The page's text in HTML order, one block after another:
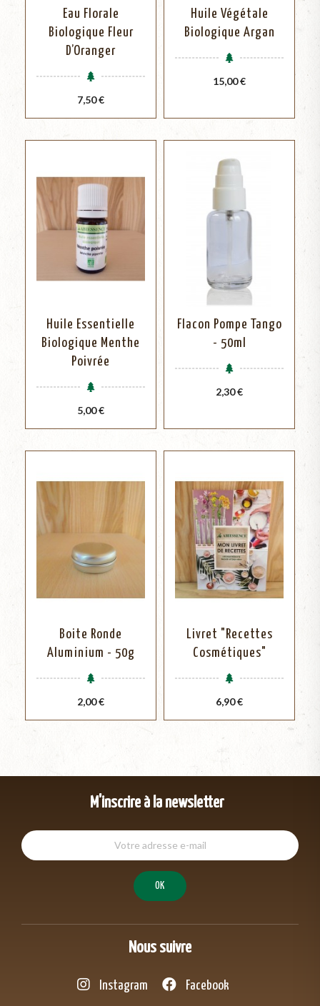
Eau Florale
Biologique Fleur
D’Oranger
Prix
7,50 €
Huile Végétale
Biologique Argan
Prix
15,00 €
Huile Essentielle
Biologique Menthe
Poivrée
Prix
5,00 €
Flacon Pompe Tango
- 50ml
Prix
2,30 €
Boite Ronde
Aluminium - 50g
Prix
2,00 €
Livret "Recettes
Cosmétiques"
Prix
6,90 €
M'inscrire à la newsletter
Nous suivre
Instagram Facebook